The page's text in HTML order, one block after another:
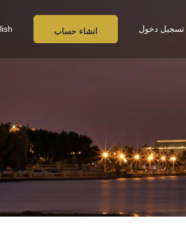
تسجيل دخول انشاء حساب